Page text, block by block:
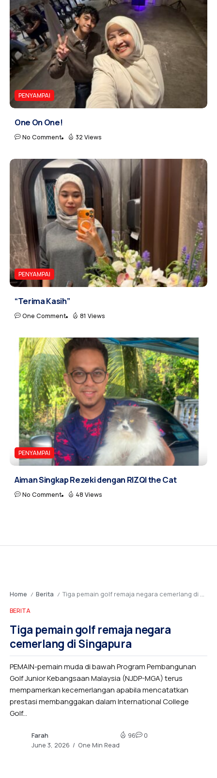
PENYAMPAI
One On One!
No Comment 32 Views
PENYAMPAI
“Terima Kasih”
One Comment 81 Views
PENYAMPAI
Aiman Singkap Rezeki dengan RIZQI the Cat
No Comment 48 Views
Home / Berita / Tiga pemain golf remaja negara cemerlang di Singapura
BERITA
Tiga pemain golf remaja negara
cemerlang di Singapura
PEMAIN-pemain muda di bawah Program Pembangunan
Golf Junior Kebangsaan Malaysia (NJDP-MGA) terus
mempamerkan kecemerlangan apabila mencatatkan
prestasi membanggakan dalam International College
Golf...
Farah
June 3, 2026
One Min Read
96 0